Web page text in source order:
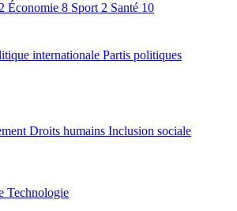
Économie 8 Sport 2 Santé 10
internationale Partis politiques
Droits humains Inclusion sociale
Technologie